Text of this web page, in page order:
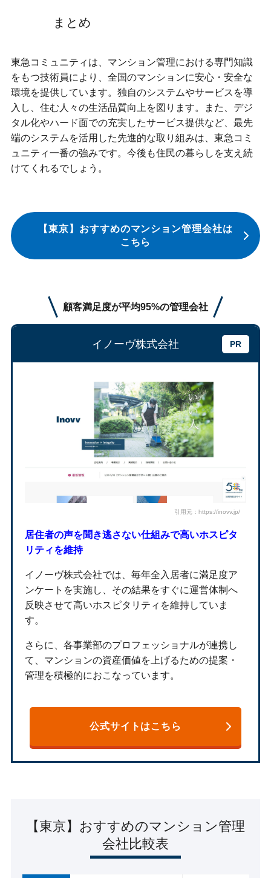
まとめ
東急コミュニティは、マンション管理における専門知識
をもつ技術員により、全国のマンションに安心・安全な
環境を提供しています。独自のシステムやサービスを導
入し、住む人々の生活品質向上を図ります。また、デジ
タル化やハード面での充実したサービス提供など、最先
端のシステムを活用した先進的な取り組みは、東急コミ
ュニティ一番の強みです。今後も住民の暮らしを支え続
けてくれるでしょう。
【東京】おすすめのマンション管理会社は
こちら
顧客満足度が平均95%の管理会社
イノーヴ株式会社
引用元：https://inovv.jp/
居住者の声を聞き逃さない仕組みで高いホスピタ
リティを維持
イノーヴ株式会社では、毎年全入居者に満足度ア
ンケートを実施し、その結果をすぐに運営体制へ
反映させて高いホスピタリティを維持していま
す。
さらに、各事業部のプロフェッショナルが連携し
て、マンションの資産価値を上げるための提案・
管理を積極的におこなっています。
公式サイトはこちら
【東京】おすすめのマンション管理
会社比較表